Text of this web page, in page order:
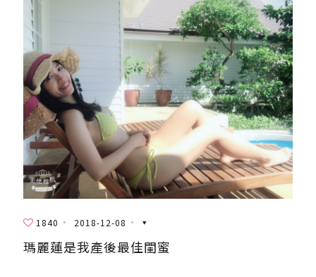
1840 2018-12-08
瑪麗蓮是我產後最佳閨蜜